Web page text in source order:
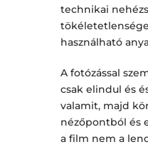
technikai
használható
A fotózással
csak elindul és
valamit, majd
nézőpontból és
a film nem a